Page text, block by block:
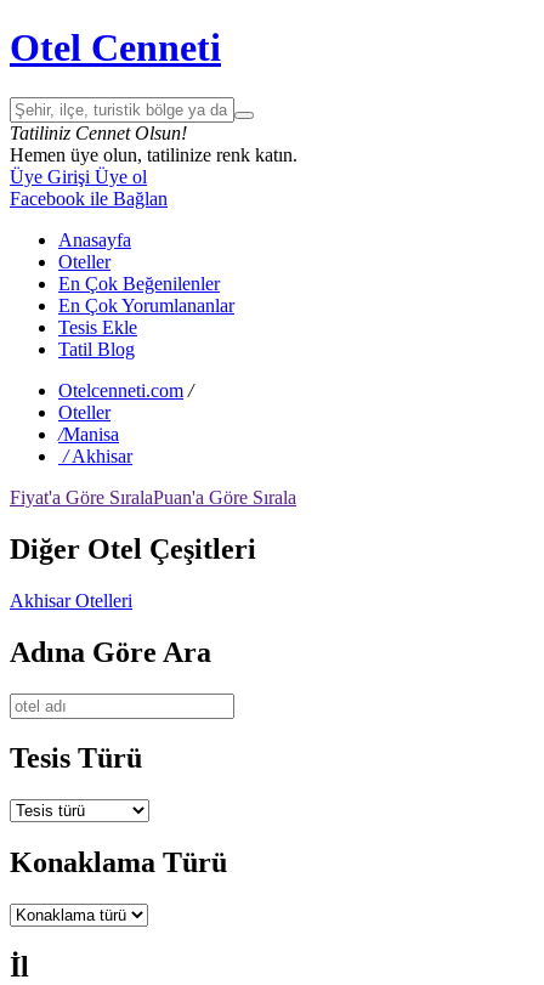
Otel Cenneti
Tatiliniz Cennet Olsun!
Hemen üye olun, tatilinize renk katın.
Üye Girişi Üye ol
Facebook ile Bağlan
Anasayfa
Oteller
En Çok Beğenilenler
En Çok Yorumlananlar
Tesis Ekle
Tatil Blog
Otelcenneti.com /
Oteller
/Manisa
/ Akhisar
Fiyat'a Göre SıralaPuan'a Göre Sırala
Diğer Otel Çeşitleri
Akhisar Otelleri
Adına Göre Ara
Tesis Türü
Konaklama Türü
İl